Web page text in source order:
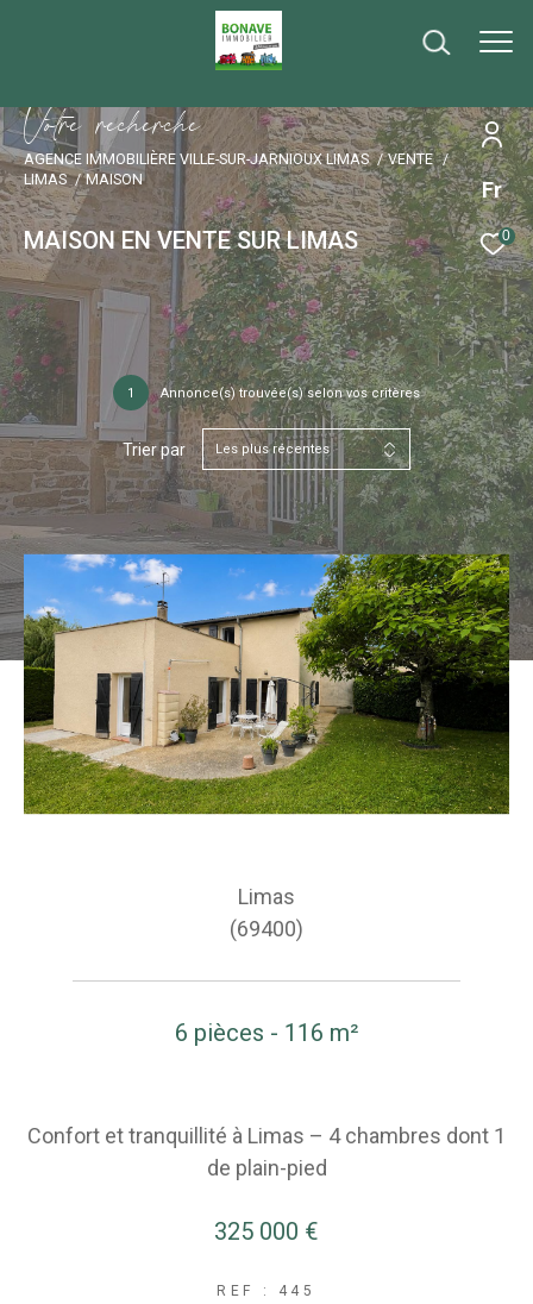
Fr
0
Votre recherche
AGENCE IMMOBILIÈRE VILLE-SUR-JARNIOUX LIMAS
VENTE
LIMAS
MAISON
MAISON EN VENTE SUR LIMAS
1 Annonce(s) trouvée(s) selon vos critères
Trier par Les plus récentes
Limas
(69400)
6 pièces - 116 m²
Confort et tranquillité à Limas – 4 chambres dont 1
de plain-pied
325 000 €
REF : 445